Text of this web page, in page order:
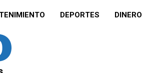
DEPORTES DINERO